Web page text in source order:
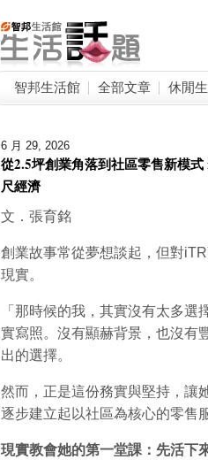
智邦生活館 全部文章 休閒
6 月 29, 2026
從2.5坪創業角落到社區零售新模
尺經濟
文．張育銘
創業故事常從夢想談起，但對
現實。
「那時候的我，其實沒有太多
實寫照。沒有顯赫背景，也沒有
出的選擇。
然而，正是這份務實與堅持，讓
逐步建立起以社區為核心的零售
現實教會她的第一堂課：先活下